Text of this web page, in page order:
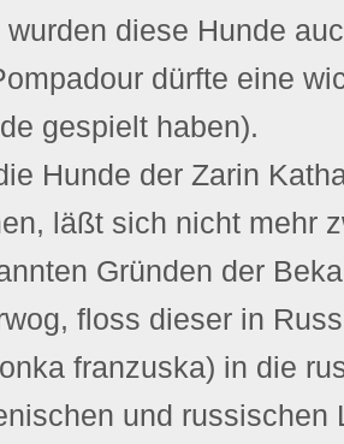
wurden diese Hunde
dürfte eine
gespielt haben).
Hunde der Zarin
läßt sich nicht mehr
Gründen der
floss dieser in
franzuska) in die
und russischen